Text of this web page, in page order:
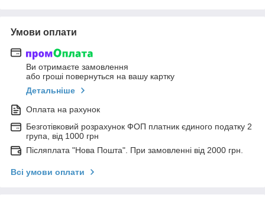
Умови оплати
Ви отримаєте замовлення
або гроші повернуться на вашу картку
Детальніше
Оплата на рахунок
Безготівковий розрахунок ФОП платник єдиного податку 2
група, від 1000 грн
Післяплата "Нова Пошта". При замовленні від 2000 грн.
Всі умови оплати